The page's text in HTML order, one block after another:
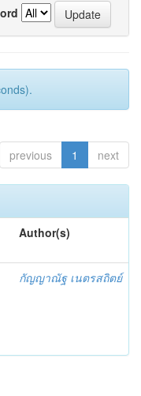
previous 1 next
Author(s)
กัญญาณัฐ เนตรสถิตย์